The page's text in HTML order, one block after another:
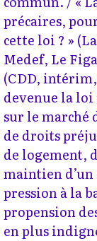
précaires,
cette loi ? »
Medef, Le
(CDD,
devenue la
sur le marché
de droits
de logement,
maintien d’un
pression à la
propension
en plus